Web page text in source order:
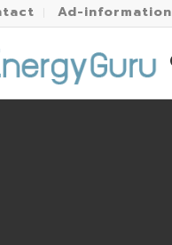
Ad-information